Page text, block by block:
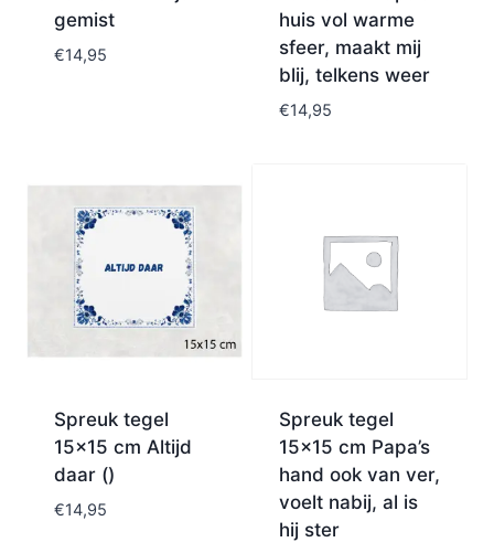
gemist
€14,95
huis vol warme
sfeer, maakt mij
blij, telkens weer
€14,95
Spreuk tegel
15×15 cm Altijd
daar ()
€14,95
Spreuk tegel
15×15 cm Papa’s
hand ook van ver,
voelt nabij, al is
hij ster